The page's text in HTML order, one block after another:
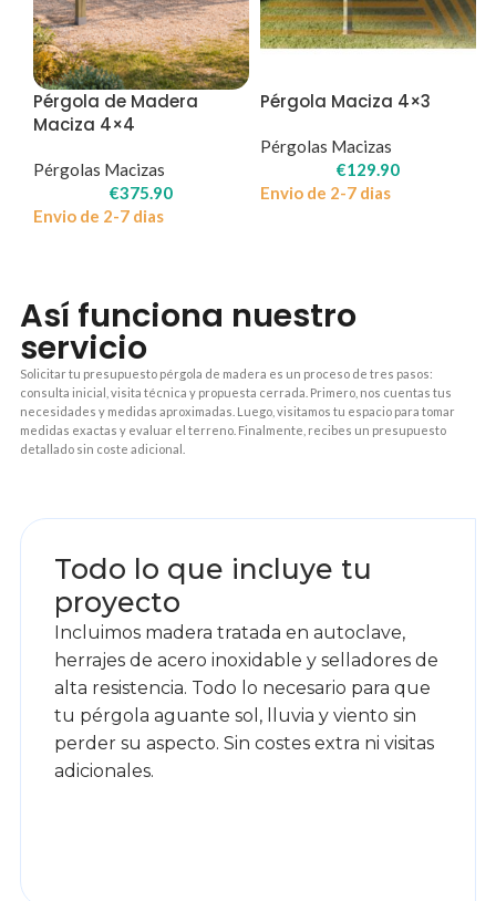
Pérgola de Madera
Maciza 4×4
Pérgolas Macizas
€375.90
Envio de 2-7 dias
Pérgola Maciza 4×3
Pérgolas Macizas
€129.90
Envio de 2-7 dias
Así funciona nuestro
servicio
Solicitar tu presupuesto pérgola de madera es un proceso de tres pasos:
consulta inicial, visita técnica y propuesta cerrada. Primero, nos cuentas tus
necesidades y medidas aproximadas. Luego, visitamos tu espacio para tomar
medidas exactas y evaluar el terreno. Finalmente, recibes un presupuesto
detallado sin coste adicional.
Todo lo que incluye tu
proyecto
Incluimos madera tratada en autoclave,
herrajes de acero inoxidable y selladores de
alta resistencia. Todo lo necesario para que
tu pérgola aguante sol, lluvia y viento sin
perder su aspecto. Sin costes extra ni visitas
adicionales.